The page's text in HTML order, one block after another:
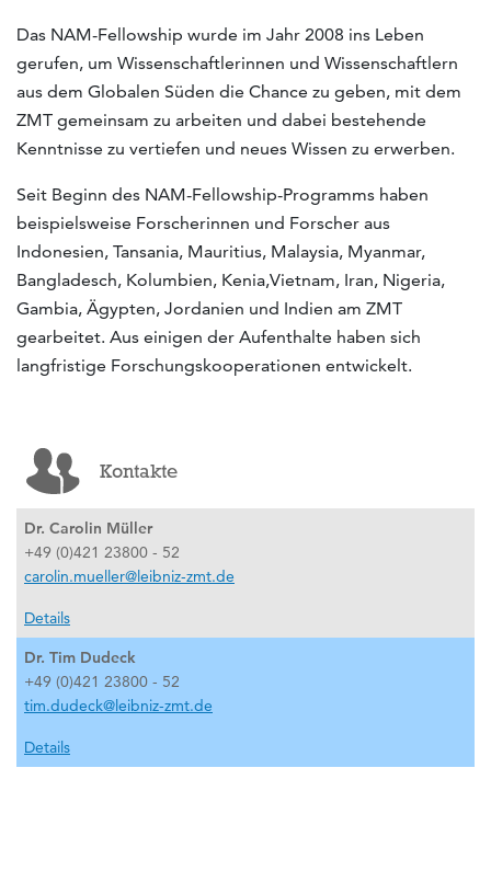
Das NAM-Fellowship wurde im Jahr 2008 ins Leben
gerufen, um Wissenschaftlerinnen und Wissenschaftlern
aus dem Globalen Süden die Chance zu geben, mit dem
ZMT gemeinsam zu arbeiten und dabei bestehende
Kenntnisse zu vertiefen und neues Wissen zu erwerben.
Seit Beginn des NAM-Fellowship-Programms haben
beispielsweise Forscherinnen und Forscher aus
Indonesien, Tansania, Mauritius, Malaysia, Myanmar,
Bangladesch, Kolumbien, Kenia,Vietnam, Iran, Nigeria,
Gambia, Ägypten, Jordanien und Indien am ZMT
gearbeitet. Aus einigen der Aufenthalte haben sich
langfristige Forschungskooperationen entwickelt.
Kontakte
Dr. Carolin Müller
+49 (0)421 23800 - 52
carolin.mueller@leibniz-zmt.de
Details
Dr. Tim Dudeck
+49 (0)421 23800 - 52
tim.dudeck@leibniz-zmt.de
Details